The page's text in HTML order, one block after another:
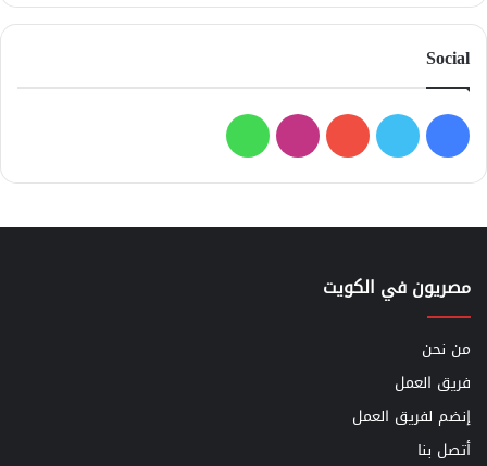
Social
فيسبوك
تويتر يوتيوبانستقرامواتساب
مصريون في الكويت
من نحن
فريق العمل
إنضم لفريق العمل
أتصل بنا